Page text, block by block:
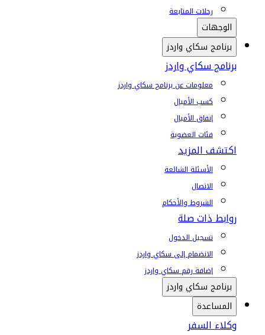
رحلات المتابعة
الوجهات
برنامج سكاي واردز
برنامج سكاي واردز
معلومات عن برنامج سكاي واردز
كسب الأميال
إنفاق الأميال
فئات العضوية
اكتشف المزيد
الأسئلة الشائعة
الاتصال
الشروط والأحكام
روابط ذات صلة
تسجيل الدخول
الانضمام إلى سكاي واردز
إضافة رقم سكاي واردز
برنامج سكاي واردز
المساعدة
وكلاء السفر